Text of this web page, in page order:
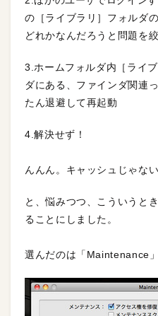
の［ライブラリ］フォルダ
どれかなんだろうと問題を
3.ホームフォルダ内［ライ
ダにある、ファインダ関連
たん退避して再起動
4.解決せず！
んんん。キャッシュじゃな
と、悩みつつ、こういうと
ることにしました。
選んだのは「Maintenance